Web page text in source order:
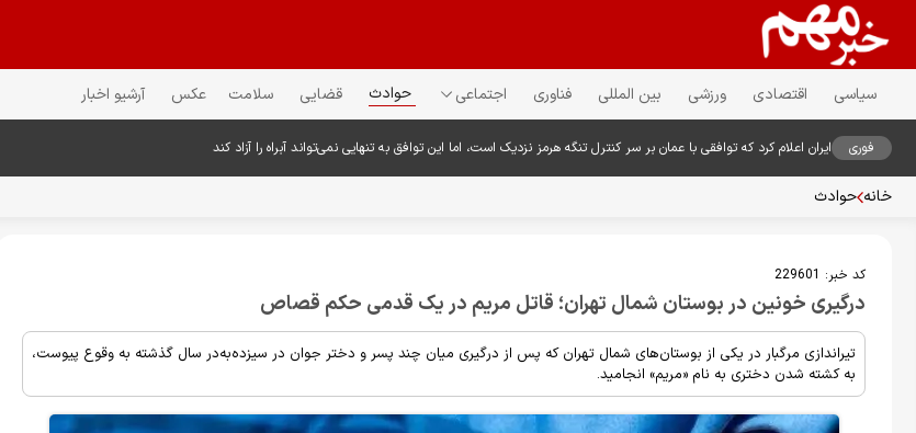
سیاسی اقتصادی ورزشی بین المللی فناوری اجتماعی حوادث قضایی سلامت عکس آرشیو اخبار
فوری ایران اعلام کرد که توافقی با عمان بر سر کنترل تنگه هرمز نزدیک است، اما این توافق به تنهایی نمی‌تواند آبراه را آزاد کند
خانه حوادث
کد خبر: 229601
درگیری خونین در بوستان شمال تهران؛ قاتل مریم در یک قدمی حکم قصاص
تیراندازی مرگبار در یکی از بوستان‌های شمال تهران که پس از درگیری میان چند پسر و دختر جوان در سیزده‌به‌در سال گذشته به وقوع پیوست،
به کشته شدن دختری به نام «مریم» انجامید.